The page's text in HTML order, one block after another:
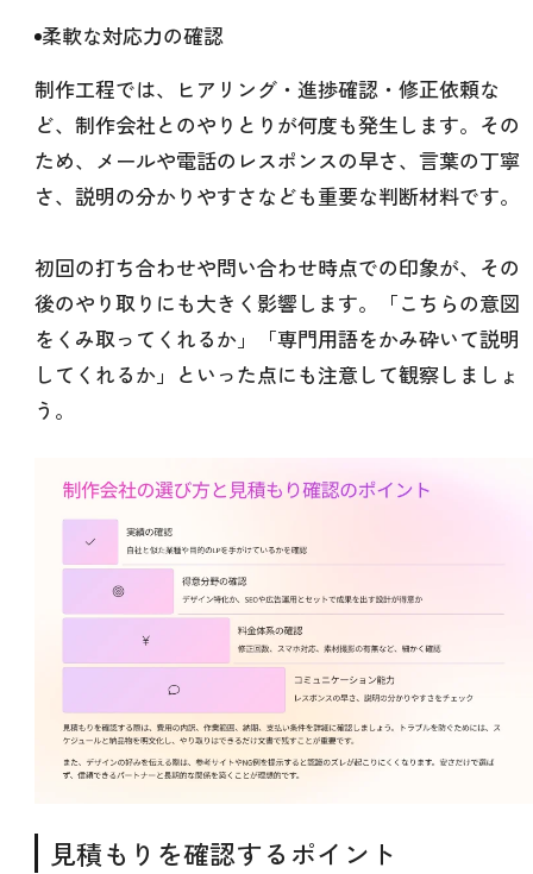
柔軟な対応力の確認
制作工程では、ヒアリング・進捗確認・修正依頼な
ど、制作会社とのやりとりが何度も発生します。その
ため、メールや電話のレスポンスの早さ、言葉の丁寧
さ、説明の分かりやすさなども重要な判断材料です。
初回の打ち合わせや問い合わせ時点での印象が、その
後のやり取りにも大きく影響します。「こちらの意図
をくみ取ってくれるか」「専門用語をかみ砕いて説明
してくれるか」といった点にも注意して観察しましょ
う。
見積もりを確認するポイント